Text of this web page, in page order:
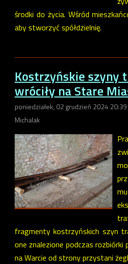
środki do życia. Wśród
aby stworzyć spółdzielnię.
Kostrzyńskie szyny
wróciły na Stare
poniedziałek, 02 grudzień 2024 20:39
Michalak
fragmenty kostrzyńskich szyn
one znalezione podczas
na Warcie od strony przystani